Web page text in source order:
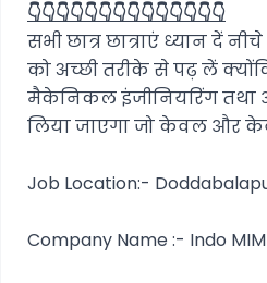
👇👇👇👇👇👇👇👇👇👇👇👇👇👇
सभी छात्र छात्राएं ध्यान दें
को अच्छी तरीके से पढ़ लें
मैकेनिकल इंजीनियरिंग
लिया जाएगा जो केवल और
Job Location:-
Company Name :- Indo MIM